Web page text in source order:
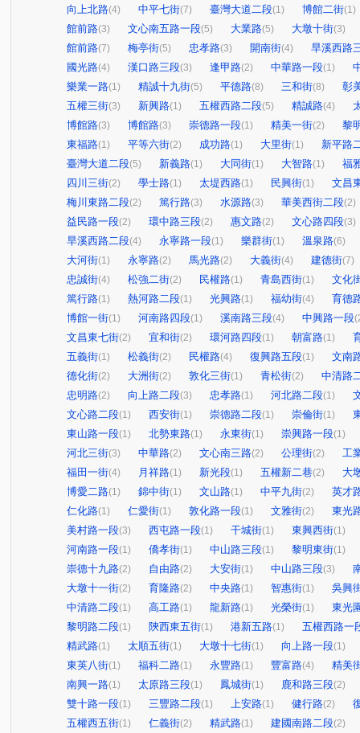
向上北路(4) 中平七街(7) 臺灣大道二段(1) 博館二街(1)
館前路(3) 文心南五路一段(5) 大業路(5) 大墩十街(3)
館前路(7) 梅亭街(5) 忠孝路(3) 開南街(4)
旱溪西路
國光路(4) 漢口路三段(3) 逢甲路(2) 中華路一段(1)
樂業一路(1) 精誠十九街(5) 平德路(8) 三和街(8)
彰
五權三街(3) 新興路(1) 五權西路二段(5) 精誠路(4)
博館路(3) 博館路(3) 崇德路一段(1) 精美一街(2)
黎
東福路(1) 平等六街(2) 成功路(1) 大里街(1)
新平路
臺灣大道二段(5) 新義路(1) 大同街(1) 大智路(1)
福
四川三街(2) 學士路(1) 太堤西路(1) 民興街(1)
文昌
梅川東路二段(2) 篤行路(3) 水源路(3) 華美西街二段(2)
益民路一段(2) 環中路三段(2) 惠文路(2) 文心路四段(3)
旱溪西路二段(4) 永寧路一段(1) 樂群街(1) 溫泉路(6)
大河街(1) 永寧路(2) 馬光路(2) 大義街(4) 建德街(7)
忠誠街(4) 松強二街(2) 民權路(1) 青島西街(1)
文化
篤行路(1) 熱河路二段(1) 光興路(1) 福幼街(4)
育德
博館一街(1) 河南路四段(1) 溪南路三段(4) 中興路一段
文昌東七街(2) 宜和街(2) 環河路四段(1) 朝富路(1)
五義街(1) 松義街(2) 民權路(4) 復興路五段(1)
文南
德化街(2) 大洲街(2) 敦化三街(1) 青松街(2)
中清路
忠明路(2) 向上路二段(3) 忠孝路(1) 河北路二段(1)
文心路二段(1) 西安街(1) 崇德路二段(1) 崇倫街(1)
東山路一段(1) 北勢東路(1) 永東街(1) 崇興路一段(1)
河北三街(3) 中華路(2) 文心南三路(2) 公理街(2)
工
福田一街(4) 月祥路(1) 新光段(1) 五權新二巷(2)
大
博愛二路(1) 錦中街(1) 文山路(1) 中平九街(2)
英才
仁化路(1) 仁愛街(1) 敦化路一段(1) 文雅街(2)
東光
美村路一段(3) 西屯路一段(1) 干城街(1) 東興西街(1)
河南路一段(1) 僑孝街(1) 中山路三段(1) 黎明東街(1)
崇德十九路(2) 自由路(2) 大安街(1) 中山路三段(3)
大墩十一街(2) 育隆路(2) 中央路(1) 智惠街(1)
吳興
中清路二段(1) 高工路(1) 龍新路(1) 光榮街(1)
東光
黎明路二段(1) 陝西東五街(1) 港新五路(1)
五權西路一
精武路(1) 太順五街(1) 大墩十七街(1) 向上路一段(1)
東英八街(1) 福科二路(1) 永豐路(1) 豐富路(4)
精美
南興一路(1) 太原路三段(1) 鳳城街(1) 鹿和路三段(2)
雙十路一段(1) 三豐路二段(1) 上安路(1) 健行路(2)
五權西五街(1) 仁義街(2) 精武路(1) 建國南路二段(2)